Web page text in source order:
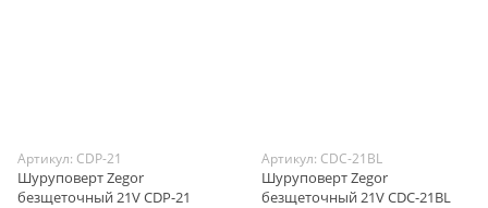
Артикул: CDP-21
Шуруповерт Zegor
безщеточный 21V CDP-21
Артикул: CDC-21BL
Шуруповерт Zegor
безщеточный 21V CDC-21BL